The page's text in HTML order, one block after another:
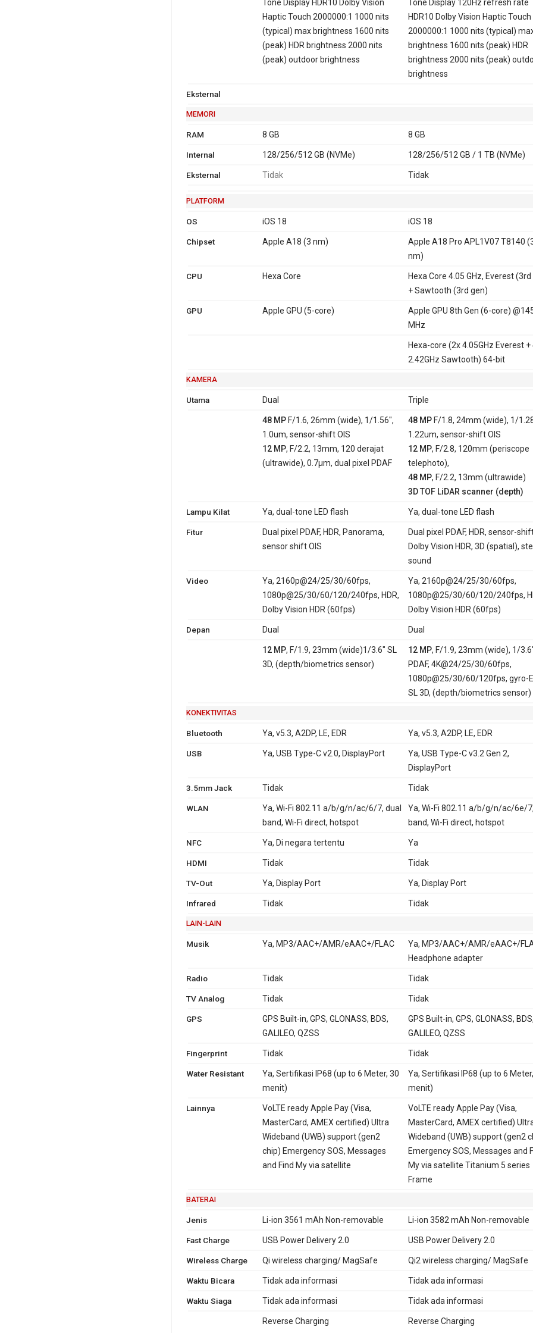
2300, 2500, 2600, 3500, 3700, 4700 -
(A3288)
2300, 2500, 2600, 3500, 3700,
(A3294)
EDGE
Ya Ya
Tone Display HDR10 Dolby Vision
Haptic Touch 2000000:1 1000 nits
(typical) max brightness 1600 nits
(peak) HDR brightness 2000 nits
(peak) outdoor brightness
Tone Display 120Hz refresh rate
HDR10 Dolby Vision Haptic Touch
2000000:1 1000 nits (typical)
brightness 1600 nits (peak) HDR
brightness 2000 nits (peak)
brightness
Eksternal
MEMORI
RAM 8 GB 8 GB
Internal 128/256/512 GB (NVMe) 128/256/512 GB / 1 TB (NVMe)
Eksternal Tidak Tidak
PLATFORM
OS iOS 18 iOS 18
Chipset Apple A18 (3 nm)
Apple A18 Pro APL1V07 T8140
nm)
CPU Hexa Core
Hexa Core 4.05 GHz, Everest
+ Sawtooth (3rd gen)
GPU Apple GPU (5-core)
Apple GPU 8th Gen (6-core)
MHz
Hexa-core (2x 4.05GHz Everest +
2.42GHz Sawtooth) 64-bit
KAMERA
Utama Dual Triple
48 MPF/1.6, 26mm (wide), 1/1.56",
1.0um, sensor-shift OIS
12 MP, F/2.2, 13mm, 120 derajat
(ultrawide), 0.7µm, dual pixel PDAF
48 MPF/1.8, 24mm (wide), 1/
1.22um, sensor-shift OIS
12 MP, F/2.8, 120mm (periscope
telephoto),
48 MP, F/2.2, 13mm (ultrawide)
3D TOF LiDAR scanner (depth)
Lampu Kilat Ya, dual-tone LED flash Ya, dual-tone LED flash
Fitur
Dual pixel PDAF, HDR, Panorama,
sensor shift OIS
Dual pixel PDAF, HDR, sensor-
Dolby Vision HDR, 3D (spatial),
sound
Video
Ya, 2160p@24/25/30/60fps,
1080p@25/30/60/120/240fps, HDR,
Dolby Vision HDR (60fps)
Ya, 2160p@24/25/30/60fps,
1080p@25/30/60/120/240fps,
Dolby Vision HDR (60fps)
Depan Dual Dual
12 MP, F/1.9, 23mm (wide)1/3.6" SL
3D, (depth/biometrics sensor)
12 MP, F/1.9, 23mm (wide), 1/
PDAF, 4K@24/25/30/60fps,
1080p@25/30/60/120fps, gyro-
SL 3D, (depth/biometrics sensor)
KONEKTIVITAS
Bluetooth Ya, v5.3, A2DP, LE, EDR Ya, v5.3, A2DP, LE, EDR
USB Ya, USB Type-C v2.0, DisplayPort
Ya, USB Type-C v3.2 Gen 2,
DisplayPort
3.5mm Jack Tidak Tidak
WLAN
Ya, Wi-Fi 802.11 a/b/g/n/ac/6/7, dual
band, Wi-Fi direct, hotspot
Ya, Wi-Fi 802.11 a/b/g/n/ac/6e/
band, Wi-Fi direct, hotspot
NFC Ya, Di negara tertentu Ya
HDMI Tidak Tidak
TV-Out Ya, Display Port Ya, Display Port
Infrared Tidak Tidak
LAIN-LAIN
Musik Ya, MP3/AAC+/AMR/eAAC+/FLAC
Ya, MP3/AAC+/AMR/eAAC+/
Headphone adapter
Radio Tidak Tidak
TV Analog Tidak Tidak
GPS
GPS Built-in, GPS, GLONASS, BDS,
GALILEO, QZSS
GPS Built-in, GPS, GLONASS, BDS,
GALILEO, QZSS
Fingerprint Tidak Tidak
Water Resistant
Ya, Sertifikasi IP68 (up to 6 Meter, 30
menit)
Ya, Sertifikasi IP68 (up to 6
menit)
Lainnya
VoLTE ready Apple Pay (Visa,
MasterCard, AMEX certified) Ultra
Wideband (UWB) support (gen2
chip) Emergency SOS, Messages
and Find My via satellite
VoLTE ready Apple Pay (Visa,
MasterCard, AMEX certified)
Wideband (UWB) support (gen2
Emergency SOS, Messages and
My via satellite Titanium 5 series
Frame
BATERAI
Jenis Li-ion 3561 mAh Non-removable Li-ion 3582 mAh Non-removable
Fast Charge USB Power Delivery 2.0 USB Power Delivery 2.0
Wireless Charge Qi wireless charging/ MagSafe Qi2 wireless charging/ MagSafe
Waktu Bicara Tidak ada informasi Tidak ada informasi
Waktu Siaga Tidak ada informasi Tidak ada informasi
Reverse Charging Reverse Charging